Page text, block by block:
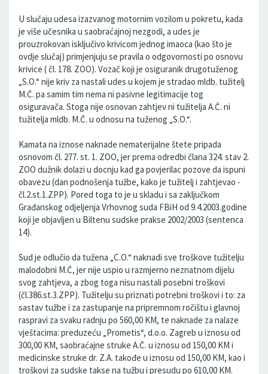
U slučaju udesa izazvanog motornim vozilom u pokretu, kada
je više učesnika u saobraćajnoj nezgodi, a udes je
prouzrokovan isključivo krivicom jednog imaoca (kao što je
ovdje slučaj) primjenjuju se pravila o odgovornosti po osnovu
krivice ( čl. 178. ZOO). Vozač koji je osiguranik drugotuženog
„S.O.“ nije kriv za nastali udes u kojem je stradao mldb. tužitelj
M.Č. pa samim tim nema ni pasivne legitimacije tog
osiguravača. Stoga nije osnovan zahtjev ni tužitelja A.Č. ni
tužitelja mldb. M.Č. u odnosu na tuženog „S.O.“.
Kamata na iznose naknade nematerijalne štete pripada
osnovom čl. 277. st. 1. ZOO, jer prema odredbi člana 324. stav 2.
ZOO dužnik dolazi u docnju kad ga povjerilac pozove da ispuni
obavezu (dan podnošenja tužbe, kako je tužitelj i zahtjevao -
čl.2.st.1.ZPP). Pored toga to je u skladu i sa zaključkom
Građanskog odjeljenja Vrhovnog suda FBiH od 9.4.2003.godine
koji je objavljen u Biltenu sudske prakse 2002/2003 (sentenca
14).
Sud je odlučio da tužena „C.O.“ naknadi sve troškove tužitelju
malodobni M.Č, jer nije uspio u razmjerno neznatnom dijelu
svog zahtjeva, a zbog toga nisu nastali posebni troškovi
(čl.386.st.3.ZPP). Tužitelju su priznati potrebni troškovi i to: za
sastav tužbe i za zastupanje na pripremnom ročištu i glavnoj
raspravi za svaku radnju po 560,00 KM, te naknade za nalaze
vještacima: preduzeću „Prometis“, d.o.o. Zagreb u iznosu od
300,00 KM, saobraćajne struke A.Č. u iznosu od 150,00 KM i
medicinske struke dr. Z.A. takođe u iznosu od 150,00 KM, kao i
troškovi za sudske takse na tužbu i presudu po 610,00 KM.